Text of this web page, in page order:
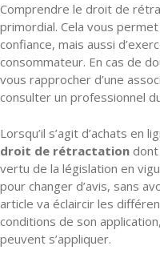
Comprendre le droit de
primordial. Cela vous
confiance, mais aussi
consommateur. En cas de
vous rapprocher d’une
consulter un professionnel
Lorsqu’il s’agit d’achats en
droit de rétractation
vertu de la législation en
pour changer d’avis, sans
article va éclaircir les
conditions de son
peuvent s’appliquer.